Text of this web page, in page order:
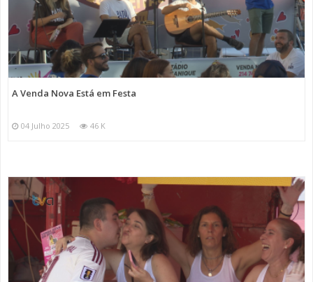
A Venda Nova Está em Festa
04 Julho 2025 46 K